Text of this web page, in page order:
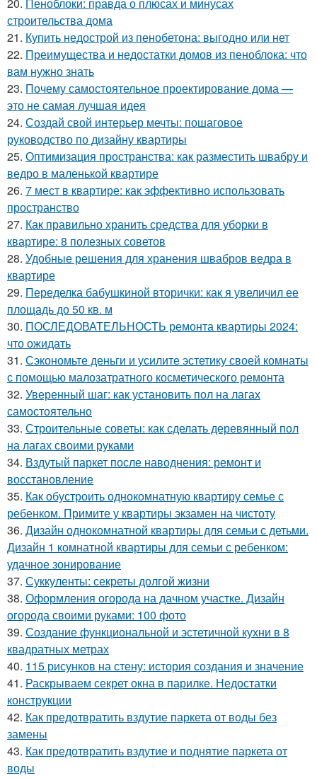
строительства дома
21. Купить недострой из пенобетона: выгодно или нет
22. Преимущества и недостатки домов из пеноблока: что
вам нужно знать
23. Почему самостоятельное проектирование дома —
это не самая лучшая идея
24. Создай свой интерьер мечты: пошаговое
руководство по дизайну квартиры
25. Оптимизация пространства: как разместить швабру и
ведро в маленькой квартире
26. 7 мест в квартире: как эффективно использовать
пространство
27. Как правильно хранить средства для уборки в
квартире: 8 полезных советов
28. Удобные решения для хранения швабров ведра в
квартире
29. Переделка бабушкиной вторички: как я увеличил ее
площадь до 50 кв. м
30. ПОСЛЕДОВАТЕЛЬНОСТЬ ремонта квартиры 2024:
что ожидать
31. Сэкономьте деньги и усилите эстетику своей комнаты
с помощью малозатратного косметического ремонта
32. Уверенный шаг: как установить пол на лагах
самостоятельно
33. Строительные советы: как сделать деревянный пол
на лагах своими руками
34. Вздутый паркет после наводнения: ремонт и
восстановление
35. Как обустроить однокомнатную квартиру семье с
ребенком. Примите у квартиры экзамен на чистоту
36. Дизайн однокомнатной квартиры для семьи с детьми.
Дизайн 1 комнатной квартиры для семьи с ребенком:
удачное зонирование
37. Суккуленты: секреты долгой жизни
38. Оформления огорода на дачном участке. Дизайн
огорода своими руками: 100 фото
39. Создание функциональной и эстетичной кухни в 8
квадратных метрах
40. 115 рисунков на стену: история создания и значение
41. Раскрываем секрет окна в парилке. Недостатки
конструкции
42. Как предотвратить вздутие паркета от воды без
замены
43. Как предотвратить вздутие и поднятие паркета от
воды